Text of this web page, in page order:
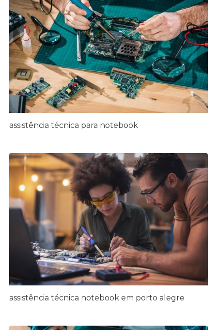
assistência técnica para notebook
assistência técnica notebook em porto alegre